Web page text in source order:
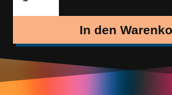
(Walzer)
In den